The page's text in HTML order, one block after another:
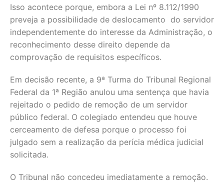
Isso acontece porque, embora a Lei nº 8.112/1990
preveja a possibilidade de deslocamento do servidor
independentemente do interesse da Administração, o
reconhecimento desse direito depende da
comprovação de requisitos específicos.
Em decisão recente, a 9ª Turma do Tribunal Regional
Federal da 1ª Região anulou uma sentença que havia
rejeitado o pedido de remoção de um servidor
público federal. O colegiado entendeu que houve
cerceamento de defesa porque o processo foi
julgado sem a realização da perícia médica judicial
solicitada.
O Tribunal não concedeu imediatamente a remoção.